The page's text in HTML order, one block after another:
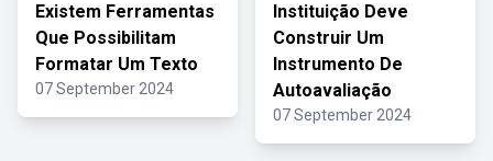
Existem Ferramentas
Que Possibilitam
Formatar Um Texto
07 September 2024
Instituição Deve
Construir Um
Instrumento De
Autoavaliação
07 September 2024